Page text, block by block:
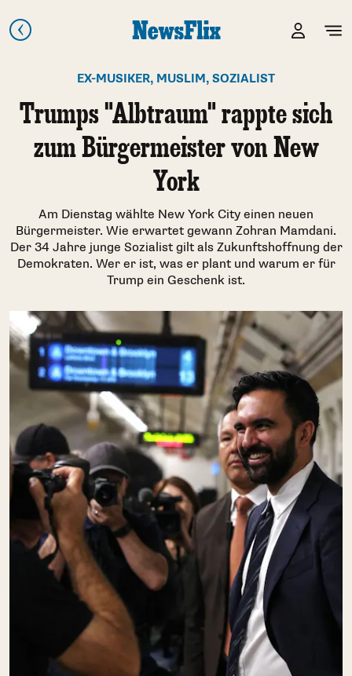
EX-MUSIKER, MUSLIM, SOZIALIST
Trumps "Albtraum" rappte sich
zum Bürgermeister von New
York
Am Dienstag wählte New York City einen neuen
Bürgermeister. Wie erwartet gewann Zohran Mamdani.
Der 34 Jahre junge Sozialist gilt als Zukunftshoffnung der
Demokraten. Wer er ist, was er plant und warum er für
Trump ein Geschenk ist.